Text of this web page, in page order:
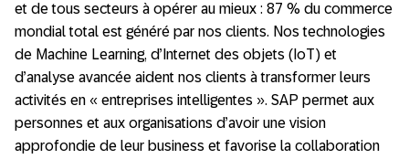
et de tous secteurs à opérer au mieux : 87 % du commerce
mondial total est généré par nos clients. Nos technologies
de Machine Learning, d’Internet des objets (IoT) et
d’analyse avancée aident nos clients à transformer leurs
activités en « entreprises intelligentes ». SAP permet aux
personnes et aux organisations d’avoir une vision
approfondie de leur business et favorise la collaboration